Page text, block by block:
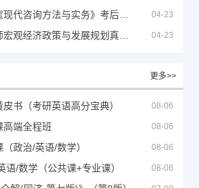
04-23
04-23
更多>>
书（考研英语高分宝典） 08-06
高端全程班 08-06
政治/英语/数学） 08-06
语/数学（公共课+专业课） 08-06